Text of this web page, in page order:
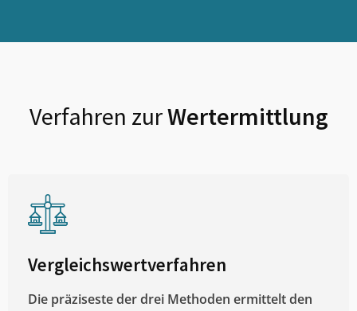
Verfahren zurWertermittlung
Vergleichswertverfahren
Die präziseste der drei Methoden ermittelt den